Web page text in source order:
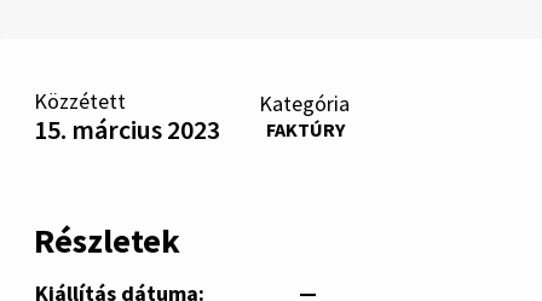
Közzétett
15. március 2023
Kategória
FAKTÚRY
Részletek
Kiállítás dátuma:
—